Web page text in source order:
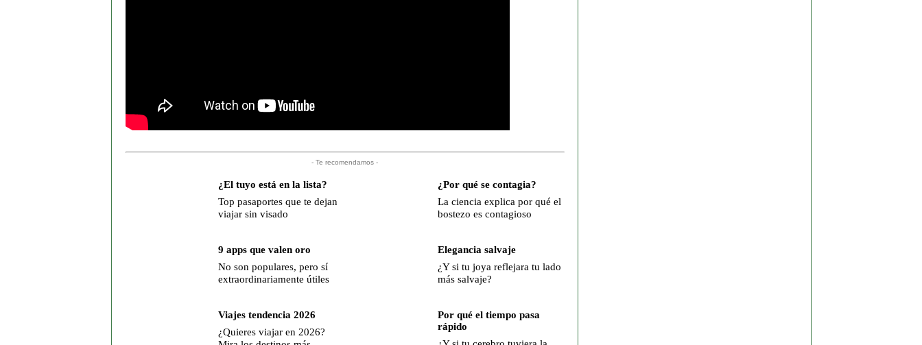
- Te recomendamos -
¿El tuyo está en la lista?
Top pasaportes que te dejan
viajar sin visado
¿Por qué se contagia?
La ciencia explica por qué el
bostezo es contagioso
9 apps que valen oro
No son populares, pero sí
extraordinariamente útiles
Elegancia salvaje
¿Y si tu joya reflejara tu lado
más salvaje?
Viajes tendencia 2026
¿Quieres viajar en 2026?
Por qué el tiempo pasa
rápido